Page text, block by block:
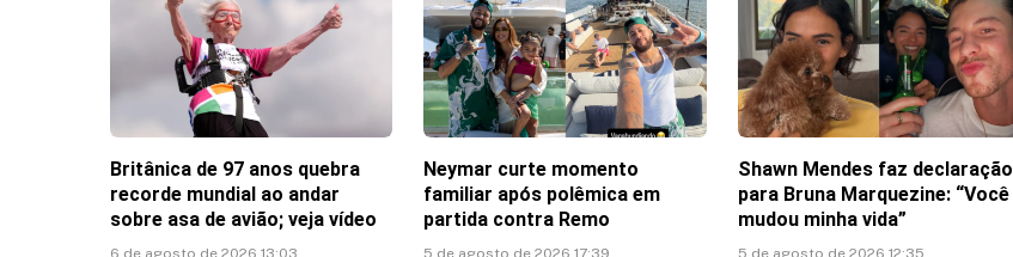
Britânica de 97 anos quebra
recorde mundial ao andar
sobre asa de avião; veja vídeo
6 de agosto de 2026 13:03
Neymar curte momento
familiar após polêmica em
partida contra Remo
5 de agosto de 2026 17:39
Shawn Mendes faz declaração
para Bruna Marquezine: “Você
mudou minha vida”
5 de agosto de 2026 12:35